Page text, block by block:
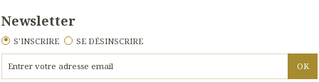
Newsletter
S'INSCRIRE SE DÉSINSCRIRE